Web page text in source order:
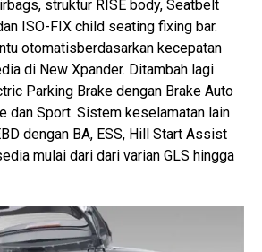
struktur RISE body, Seatbelt
ISO-FIX child seating fixing bar.
otomatisberdasarkan kecepatan
di New Xpander. Ditambah lagi
Parking Brake dengan Brake Auto
dan Sport. Sistem keselamatan lain
dengan BA, ESS, Hill Start Assist
mulai dari dari varian GLS hingga